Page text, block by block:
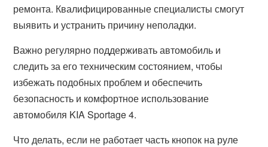
ремонта. Квалифицированные специалисты смогут
выявить и устранить причину неполадки.
Важно регулярно поддерживать автомобиль и
следить за его техническим состоянием, чтобы
избежать подобных проблем и обеспечить
безопасность и комфортное использование
автомобиля KIA Sportage 4.
Что делать, если не работает часть кнопок на руле